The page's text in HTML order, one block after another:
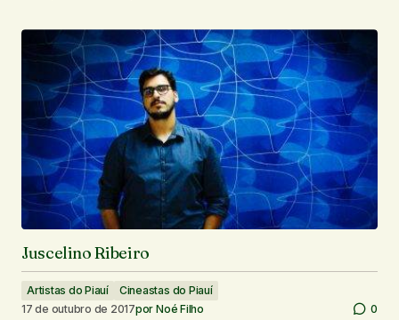
Juscelino Ribeiro
Artistas do Piauí
Cineastas do Piauí
17 de outubro de 2017por Noé Filho 0